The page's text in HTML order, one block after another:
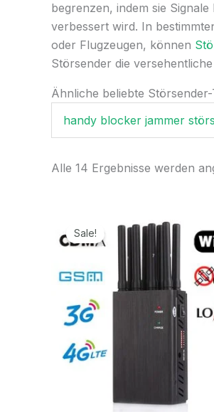
begrenzen, indem sie
verbessert wird. In
oder Flugzeugen, können
Störsender die
Ähnliche beliebte Störsender-
handy blocker jammer
Alle 14 Ergebnisse werden
Sale!
Preis
war:
499,99€
Preis
ist:
199,99€.